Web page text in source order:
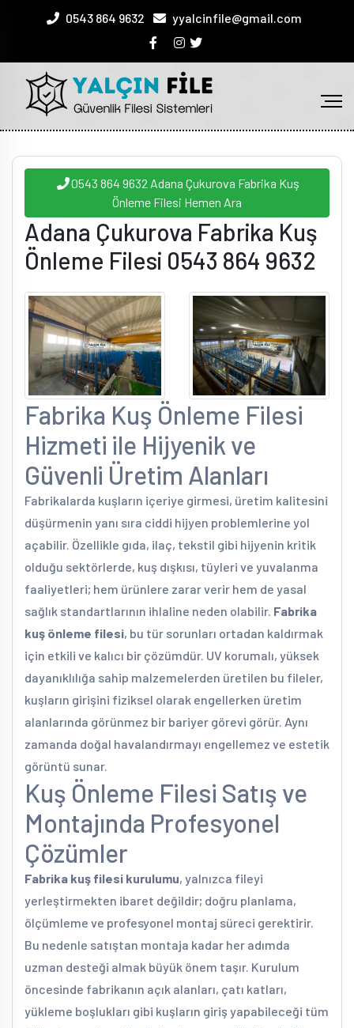
0543 864 9632 yyalcinfile@gmail.com
0543 864 9632 Adana Çukurova Fabrika Kuş
Önleme Filesi Hemen Ara
Adana Çukurova Fabrika Kuş
Önleme Filesi 0543 864 9632
Fabrika Kuş Önleme Filesi
Hizmeti ile Hijyenik ve
Güvenli Üretim Alanları
Fabrikalarda kuşların içeriye girmesi, üretim kalitesini
düşürmenin yanı sıra ciddi hijyen problemlerine yol
açabilir. Özellikle gıda, ilaç, tekstil gibi hijyenin kritik
olduğu sektörlerde, kuş dışkısı, tüyleri ve yuvalanma
faaliyetleri; hem ürünlere zarar verir hem de yasal
sağlık standartlarının ihlaline neden olabilir. Fabrika
kuş önleme filesi, bu tür sorunları ortadan kaldırmak
için etkili ve kalıcı bir çözümdür. UV korumalı, yüksek
dayanıklılığa sahip malzemelerden üretilen bu fileler,
kuşların girişini fiziksel olarak engellerken üretim
alanlarında görünmez bir bariyer görevi görür. Aynı
zamanda doğal havalandırmayı engellemez ve estetik
görüntü sunar.
Kuş Önleme Filesi Satış ve
Montajında Profesyonel
Çözümler
Fabrika kuş filesi kurulumu, yalnızca fileyi
yerleştirmekten ibaret değildir; doğru planlama,
ölçümleme ve profesyonel montaj süreci gerektirir.
Bu nedenle satıştan montaja kadar her adımda
uzman desteği almak büyük önem taşır. Kurulum
öncesinde fabrikanın açık alanları, çatı katları,
yükleme boşlukları gibi kuşların giriş yapabileceği tüm